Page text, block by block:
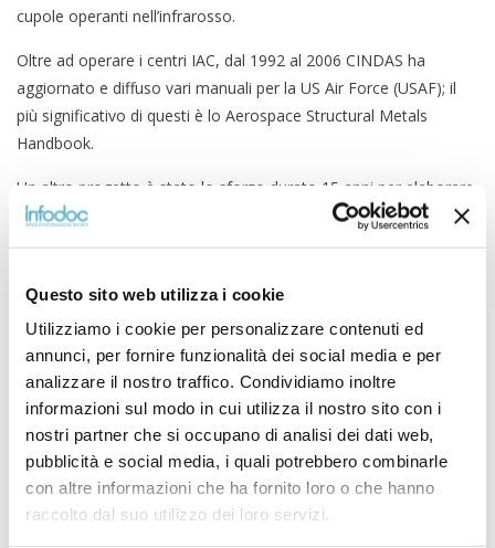
Questo sito web utilizza i cookie
Utilizziamo i cookie per personalizzare contenuti ed
annunci, per fornire funzionalità dei social media e per
analizzare il nostro traffico. Condividiamo inoltre
informazioni sul modo in cui utilizza il nostro sito con i
nostri partner che si occupano di analisi dei dati web,
pubblicità e social media, i quali potrebbero combinarle
con altre informazioni che ha fornito loro o che hanno
raccolto dal suo utilizzo dei loro servizi.
cupole operanti nell’infrarosso.
Oltre ad operare i centri IAC, dal 1992 al 2006 CINDAS ha
aggiornato e diffuso vari manuali per la US Air Force (USAF); il
più significativo di questi è lo Aerospace Structural Metals
Handbook.
Un altro progetto è stato lo sforzo durato 15 anni per elaborare
la base di dati dei materiali per il packaging di componenti
microelettronici. Il SRC/CINDAS Microelectronics Packaging
CINDAS sotto il patrocinio della Semiconductor Research
Corporation (SRC). Il database include dati ed informazioni sulle
proprietà termiche, meccaniche, elettriche e fisiche dei materiali
per l’incapsulazione o packaging dei componenti
microelettronici. I dati sono stati generati attraverso un’analisi
critica e la valutazione dei dati compilati dalla letteratura come
pure attraverso misure sperimentali eseguite presso la Purdue
ed altre università affiliate con SRC.